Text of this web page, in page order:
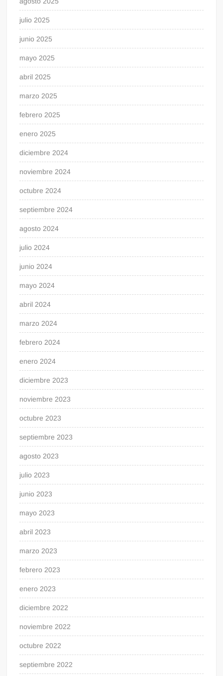
julio 2025
junio 2025
mayo 2025
abril 2025
marzo 2025
febrero 2025
enero 2025
diciembre 2024
noviembre 2024
octubre 2024
septiembre 2024
agosto 2024
julio 2024
junio 2024
mayo 2024
abril 2024
marzo 2024
febrero 2024
enero 2024
diciembre 2023
noviembre 2023
octubre 2023
septiembre 2023
agosto 2023
julio 2023
junio 2023
mayo 2023
abril 2023
marzo 2023
febrero 2023
enero 2023
diciembre 2022
noviembre 2022
octubre 2022
septiembre 2022